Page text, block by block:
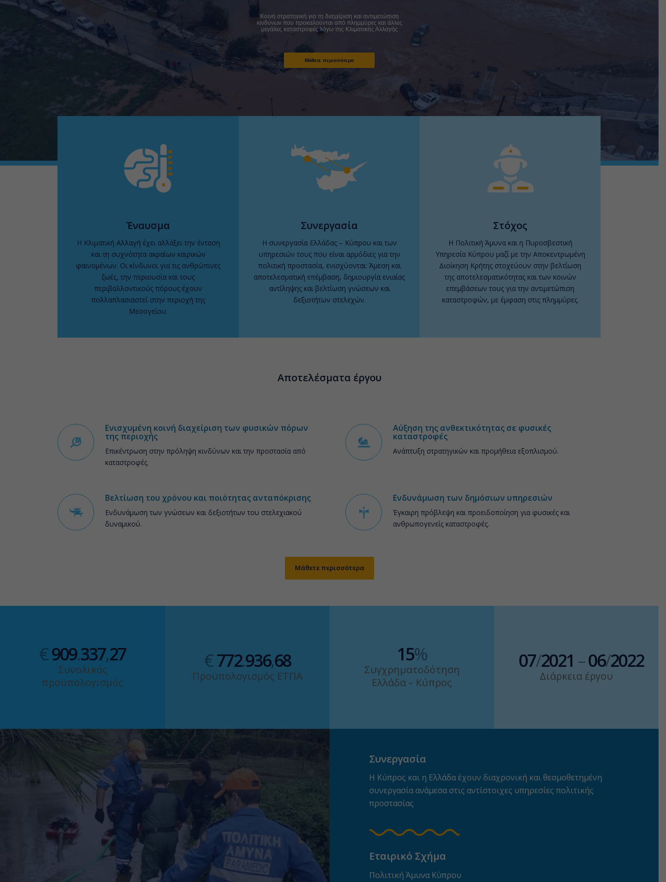
Κοινή στρατηγική για τη διαχείριση και αντιμετώπιση
κινδύνων που προκαλούνται από πλημμύρες και άλλες
μεγάλες καταστροφές λόγω της Κλιματικής Αλλαγής
Μάθετε περισσότερα
Έναυσμα
Η Κλιματική Αλλαγή έχει αλλάξει την ένταση
και τη συχνότητα ακραίων καιρικών
φαινομένων. Οι κίνδυνοι για τις ανθρώπινες
ζωές, την περιουσία και τους
περιβαλλοντικούς πόρους έχουν
πολλαπλασιαστεί στην περιοχή της
Μεσογείου.
Συνεργασία
Η συνεργασία Ελλάδας – Κύπρου και των
υπηρεσιών τους που είναι αρμόδιες για την
πολιτική προστασία, ενισχύονται: Άμεση και
αποτελεσματική επέμβαση, δημιουργία ενιαίας
αντίληψης και βελτίωση γνώσεων και
δεξιοτήτων στελεχών.
Στόχος
Η Πολιτική Άμυνα και η Πυροσβεστική
Υπηρεσία Κύπρου μαζί με την Αποκεντρωμένη
Διοίκηση Κρήτης στοχεύουν στην βελτίωση
της αποτελεσματικότητας και των κοινών
επεμβάσεων τους για την αντιμετώπιση
καταστροφών, με έμφαση στις πλημμύρες.
Αποτελέσματα έργου
Ενισχυμένη κοινή διαχείριση των φυσικών πόρων
της περιοχής
Επικέντρωση στην πρόληψη κινδύνων και την προστασία από
καταστροφές.
Αύξηση της ανθεκτικότητας σε φυσικές
καταστροφές
Ανάπτυξη στρατηγικών και προμήθεια εξοπλισμού.
Βελτίωση του χρόνου και ποιότητας ανταπόκρισης
Ενδυνάμωση των γνώσεων και δεξιοτήτων του στελεχιακού
δυναμικού.
Ενδυνάμωση των δημόσιων υπηρεσιών
Έγκαιρη πρόβλεψη και προειδοποίηση για φυσικές και
ανθρωπογενείς καταστροφές.
Μάθετε περισσότερα
€909.337,27
Συνολικός
προϋπολογισμός
€772.936,68
Προϋπολογισμός ΕΤΠΑ
15%
Συγχρηματοδότηση
Ελλάδα – Κύπρος
07/2021 –06/2022
Διάρκεια έργου
Συνεργασία
Η Κύπρος και η Ελλάδα έχουν διαχρονική και θεσμοθετημένη
συνεργασία ανάμεσα στις αντίστοιχες υπηρεσίες πολιτικής
προστασίας
Εταιρικό Σχήμα
Πολιτική Άμυνα Κύπρου